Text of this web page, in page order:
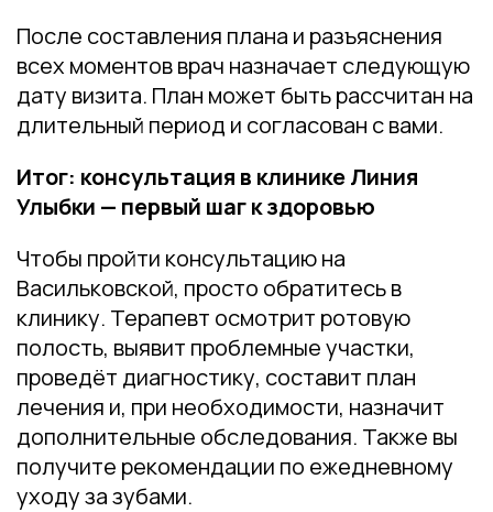
После составления плана и разъяснения
всех моментов врач назначает следующую
дату визита. План может быть рассчитан на
длительный период и согласован с вами.
Итог: консультация в клинике Линия
Улыбки — первый шаг к здоровью
Чтобы пройти консультацию на
Васильковской, просто обратитесь в
клинику. Терапевт осмотрит ротовую
полость, выявит проблемные участки,
проведёт диагностику, составит план
лечения и, при необходимости, назначит
дополнительные обследования. Также вы
получите рекомендации по ежедневному
уходу за зубами.